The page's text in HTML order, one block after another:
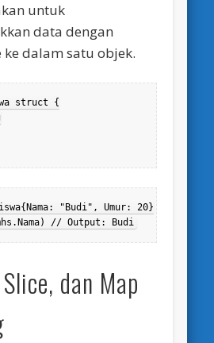
untuk
data dengan
dalam satu objek.
struct {
"Budi", Umur: 20}
// Output: Budi
dan Map